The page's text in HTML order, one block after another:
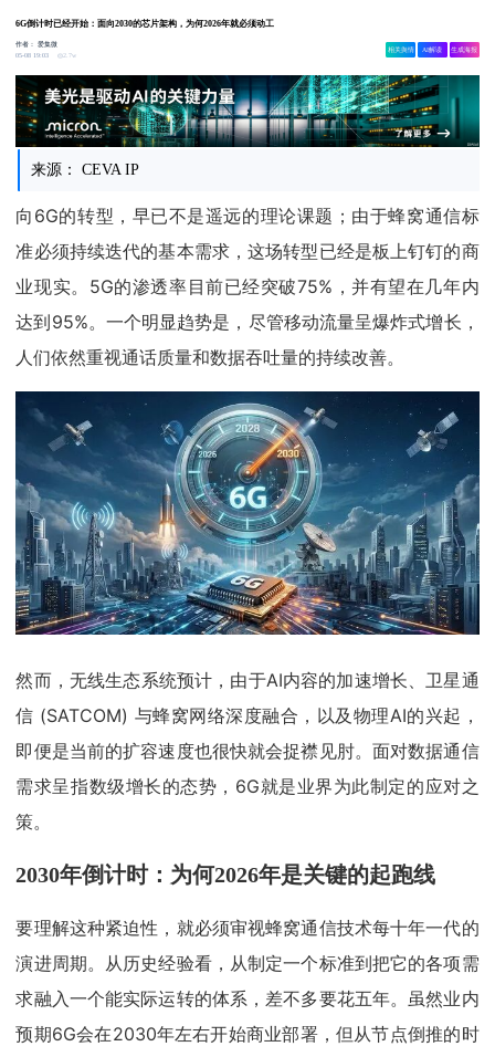
6G倒计时已经开始：面向2030的芯片架构，为何2026年就必须动工
作者：爱集微
05-08 19:03
2.7w
相关舆情 AI解读 生成海报
来源： CEVA IP
向6G的转型，早已不是遥远的理论课题；由于蜂窝通信标
准必须持续迭代的基本需求，这场转型已经是板上钉钉的商
业现实。5G的渗透率目前已经突破75%，并有望在几年内
达到95%。一个明显趋势是，尽管移动流量呈爆炸式增长，
人们依然重视通话质量和数据吞吐量的持续改善。
然而，无线生态系统预计，由于AI内容的加速增长、卫星通
信 (SATCOM) 与蜂窝网络深度融合，以及物理AI的兴起，
即便是当前的扩容速度也很快就会捉襟见肘。面对数据通信
需求呈指数级增长的态势，6G就是业界为此制定的应对之
策。
2030年倒计时：为何2026年是关键的起跑线
要理解这种紧迫性，就必须审视蜂窝通信技术每十年一代的
演进周期。从历史经验看，从制定一个标准到把它的各项需
求融入一个能实际运转的体系，差不多要花五年。虽然业内
预期6G会在2030年左右开始商业部署，但从节点倒推的时